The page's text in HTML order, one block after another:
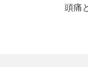
頭痛